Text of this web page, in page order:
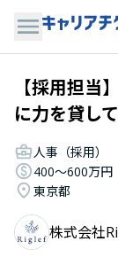
【採用担当
に力を貸し
人事（採用）
400〜600万円
東京都
株式会社